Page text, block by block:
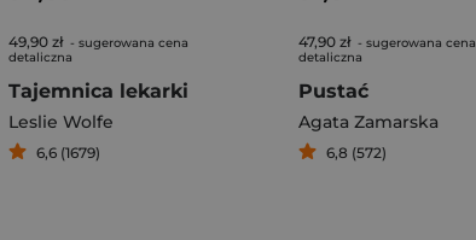
49,90 zł - sugerowana cena
detaliczna
Tajemnica lekarki
Leslie Wolfe
6,6 (1679)
47,90 zł - sugerowana cena
detaliczna
Pustać
Agata Zamarska
6,8 (572)